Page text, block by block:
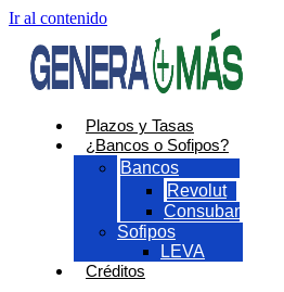
Ir al contenido
Plazos y Tasas
¿Bancos o Sofipos?
Bancos
Revolut
Consubanco
Sofipos
LEVA
Créditos